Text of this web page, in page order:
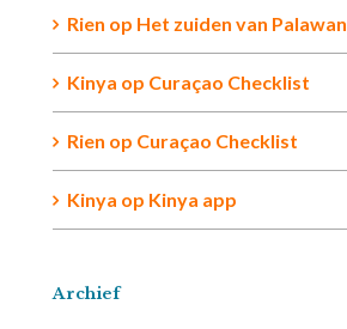
Rien op Het zuiden van Palawan
Kinya op Curaçao Checklist
Rien op Curaçao Checklist
Kinya op Kinya app
Archief